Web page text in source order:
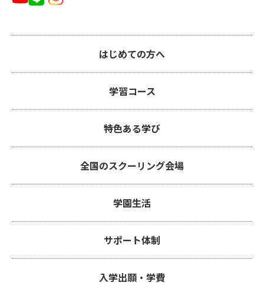
はじめての方へ
学習コース
特色ある学び
全国のスクーリング会場
学園生活
サポート体制
入学出願・学費